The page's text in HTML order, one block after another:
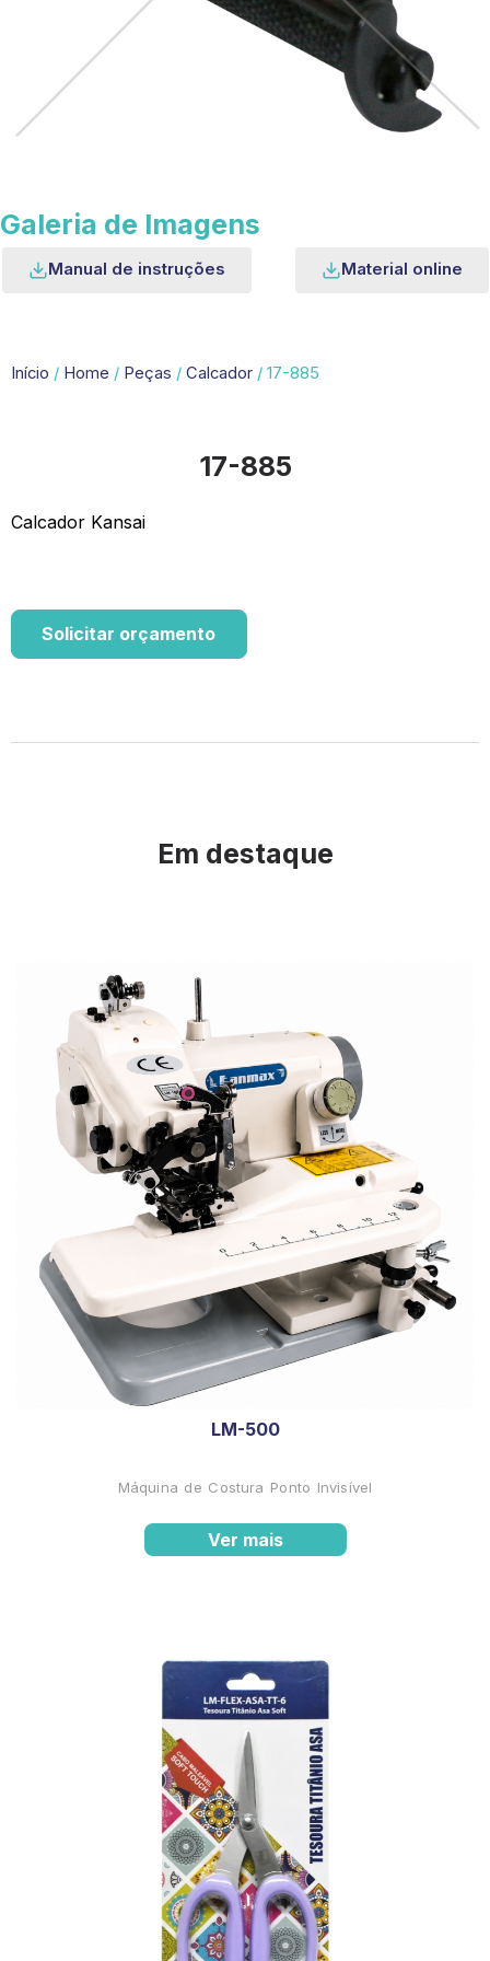
Galeria de Imagens
Manual de instruções Material online
Início / Home / Peças / Calcador / 17-885
17-885
Calcador Kansai
Solicitar orçamento
Em destaque
LM-500
Máquina de Costura Ponto Invisível
Ver mais